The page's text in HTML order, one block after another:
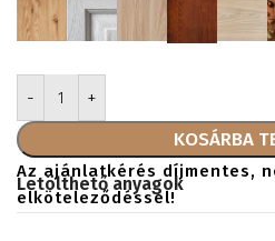
KOSÁRBA
Az ajánlatkérés díjmentes,
elköteleződéssel!
Letölthető anyagok